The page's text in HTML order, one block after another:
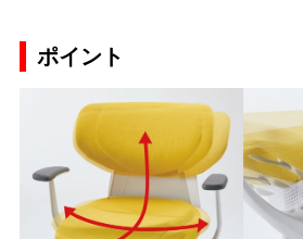
ポイント